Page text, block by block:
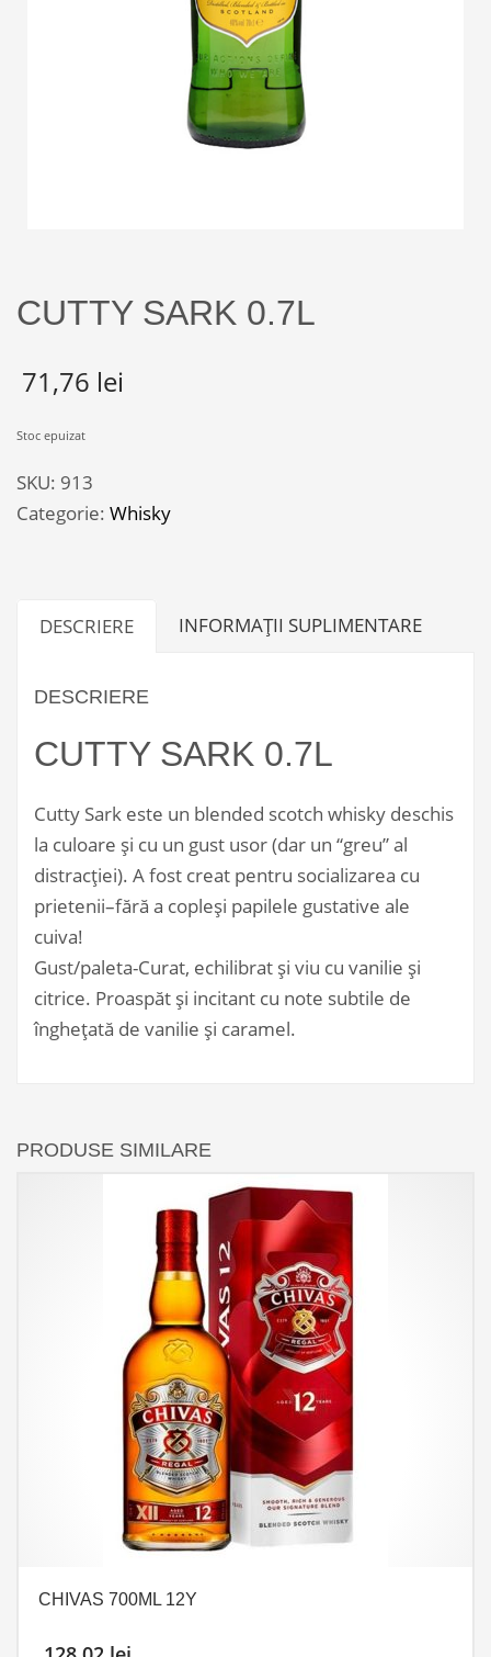
CUTTY SARK 0.7L
71,76 lei
Stoc epuizat
SKU: 913
Categorie: Whisky
DESCRIERE INFORMAȚII SUPLIMENTARE
DESCRIERE
CUTTY SARK 0.7L
Cutty Sark este un blended scotch whisky deschis
la culoare și cu un gust usor (dar un “greu” al
distracției). A fost creat pentru socializarea cu
prietenii–fără a copleși papilele gustative ale
cuiva!
Gust/paleta-Curat, echilibrat și viu cu vanilie și
citrice. Proaspăt și incitant cu note subtile de
înghețată de vanilie și caramel.
PRODUSE SIMILARE
CHIVAS 700ML 12Y